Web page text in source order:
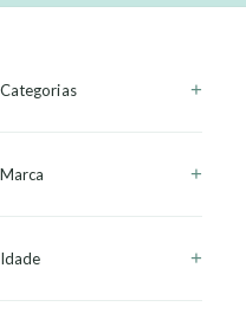
Categorias
Marca
Idade